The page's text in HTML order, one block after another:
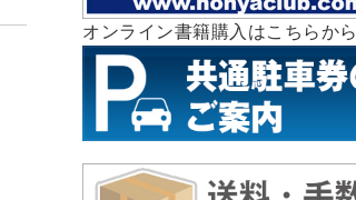
オンライン書籍購入はこちらから